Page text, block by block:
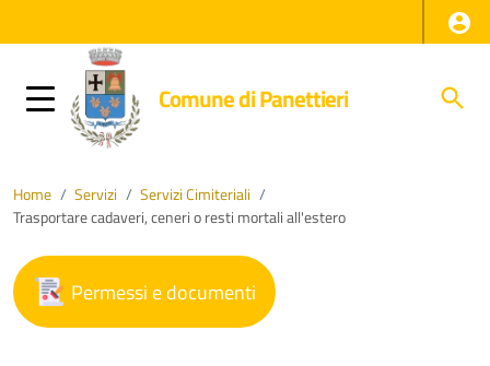
Comune di Panettieri
Home / Servizi / Servizi Cimiteriali /
Trasportare cadaveri, ceneri o resti mortali all'estero
Permessi e documenti